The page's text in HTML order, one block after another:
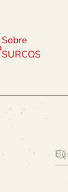
Sobre
SURCOS